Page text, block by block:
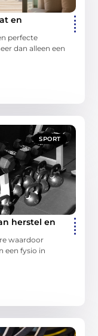
en
perfecte
dan alleen een
SPORT
herstel en
waardoor
een fysio in